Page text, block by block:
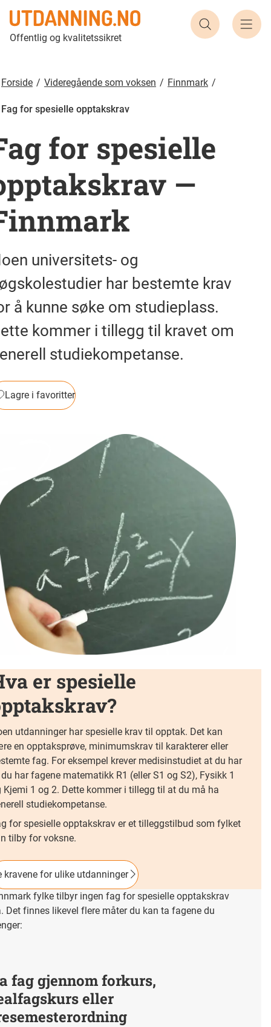
Offentlig og kvalitetssikret
Søk etter
Forside Videregående som voksen Finnmark
Fag for spesielle opptakskrav
for spesielle
—
universitets- og
har bestemte krav
å kunne søke om studieplass.
kommer i tillegg til kravet om
studiekompetanse.
Lagre i favoritter
er spesielle
utdanninger har spesielle krav til opptak. Det kan
en opptaksprøve, minimumskrav til karakterer eller
fag. For eksempel krever medisinstudiet at du har
har fagene matematikk R1 (eller S1 og S2), Fysikk 1
Kjemi 1 og 2. Dette kommer i tillegg til at du må ha
studiekompetanse.
for spesielle opptakskrav er et tilleggstilbud som fylket
tilby for voksne.
kravene for ulike utdanninger
fylke tilbyr ingen fag for spesielle opptakskrav
Det finnes likevel flere måter du kan ta fagene du
fag gjennom forkurs,
eller